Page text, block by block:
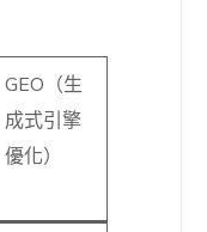
GEO（生
成式引擎
優化）